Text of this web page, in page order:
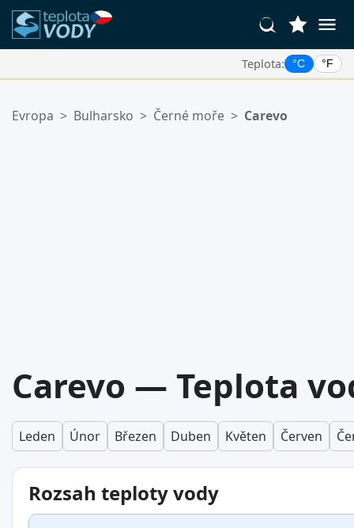
Teplota: °C °F
Váš seznam oblíbených je prázdný.
Evropa > Bulharsko > Černé moře > Carevo
Carevo — Teplota
Leden Únor Březen Duben Květen Červen
Rozsah teploty vody